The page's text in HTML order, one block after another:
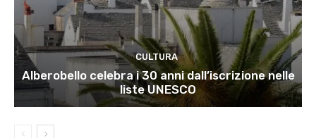
CULTURA
Alberobello celebra i 30 anni dall’iscrizione nelle
liste UNESCO